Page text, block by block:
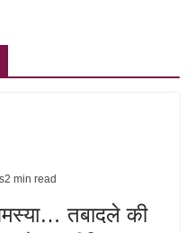
2 min read
तबादले की